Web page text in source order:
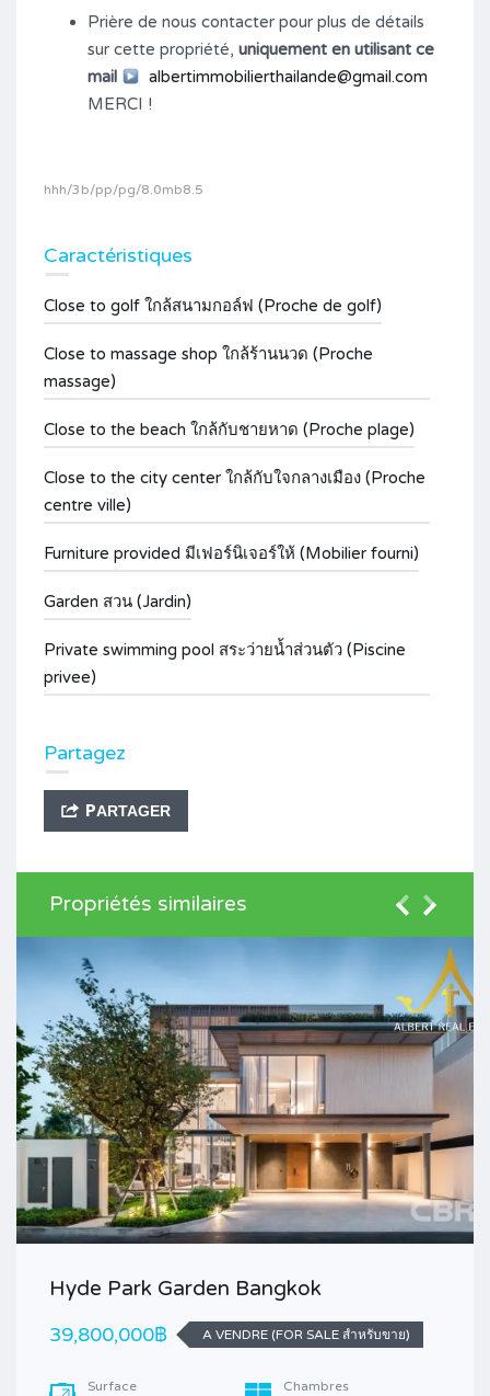
Prière de nous contacter pour plus de détails
sur cette propriété, uniquement en utilisant ce
mail
albertimmobilierthailande@gmail.com
MERCI !
hhh/3b/pp/pg/8.0mb8.5
Caractéristiques
Close to golf ใกล้สนามกอล์ฟ (Proche de golf)
Close to massage shop ใกล้ร้านนวด (Proche
massage)
Close to the beach ใกล้กับชายหาด (Proche plage)
Close to the city center ใกล้กับใจกลางเมือง (Proche
centre ville)
Furniture provided มีเฟอร์นิเจอร์ให้ (Mobilier fourni)
Garden สวน (Jardin)
Private swimming pool สระว่ายน้ำส่วนตัว (Piscine
privee)
Partagez
PARTAGER
Propriétés similaires
Hyde Park Garden Bangkok
39,800,000฿
A VENDRE (FOR SALE สำหรับขาย)
Surface Chambres